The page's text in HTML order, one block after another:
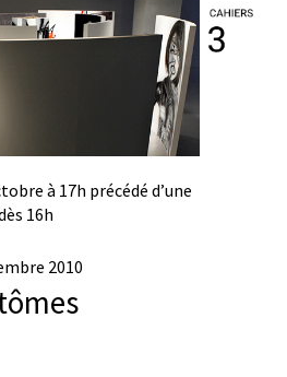
à 17h précédé d’une
16h
2010